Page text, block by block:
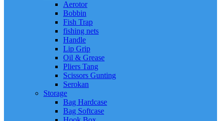
Aerotor
Bobbin
Fish Trap
fishing nets
Handle
Lip Grip
Oil & Grease
Pliers Tang
Scissors Gunting
Serokan
Storage
Bag Hardcase
Bag Softcase